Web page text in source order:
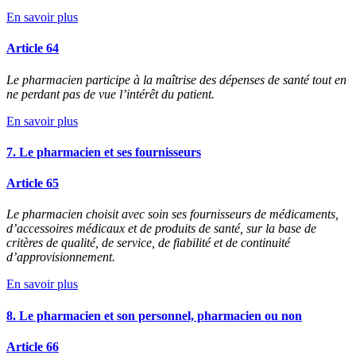
En savoir plus
Article 64
Le pharmacien participe à la maîtrise des dépenses de santé tout en
ne perdant pas de vue l’intérêt du patient.
En savoir plus
7. Le pharmacien et ses fournisseurs
Article 65
Le pharmacien choisit avec soin ses fournisseurs de médicaments,
d’accessoires médicaux et de produits de santé, sur la base de
critères de qualité, de service, de fiabilité et de continuité
d’approvisionnement.
En savoir plus
8. Le pharmacien et son personnel, pharmacien ou non
Article 66